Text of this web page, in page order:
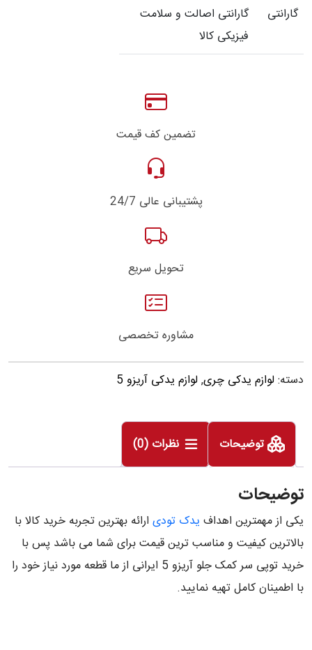
گارانتی
گارانتی اصالت و سلامت
فیزیکی کالا
تضمین کف قیمت
پشتیبانی عالی 24/7
تحویل سریع
مشاوره تخصصی
دسته:لوازم یدکی چری,لوازم یدکی آریزو 5
توضیحات نظرات (0)
توضیحات
یکی از مهمترین اهداف یدک تودی ارائه بهترین تجربه خرید کالا با
بالاترین کیفیت و مناسب ترین قیمت برای شما می باشد پس با
خرید توپی سر کمک جلو آریزو 5 ایرانی از ما قطعه مورد نیاز خود را
با اطمینان کامل تهیه نمایید.